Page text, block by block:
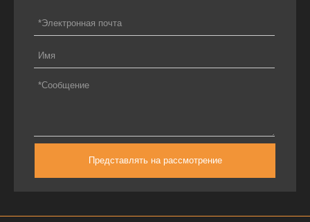
Представлять на рассмотрение